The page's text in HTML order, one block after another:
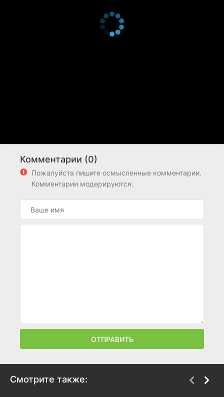
Комментарии (0)
Пожалуйста пишите осмысленные комментарии.
Комментарии модерируются.
ОТПРАВИТЬ
Смотрите также: